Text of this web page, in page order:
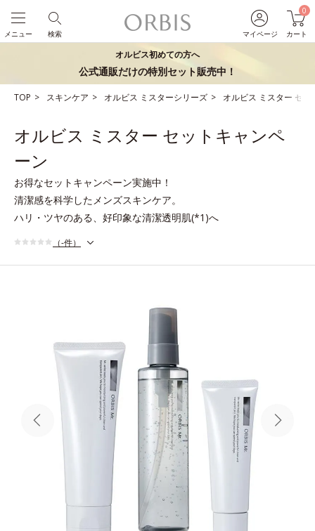
マイページ
0
カート
検索
メニュー
オルビス初めての方へ
公式通販だけの特別セット販売中！
TOP スキンケア オルビス ミスターシリーズ オルビス ミスター セ
オルビス ミスター セットキャンペ
ーン
お得なセットキャンペーン実施中！
清潔感を科学したメンズスキンケア。
ハリ・ツヤのある、好印象な清潔透明肌(*1)へ
（-件）